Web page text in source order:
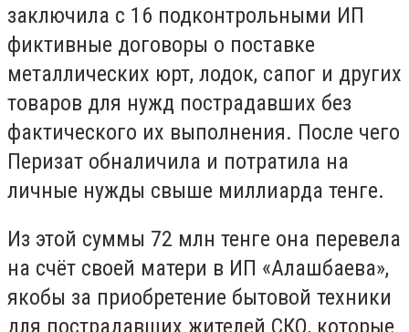
заключила с 16 подконтрольными ИП
фиктивные договоры о поставке
металлических юрт, лодок, сапог и других
товаров для нужд пострадавших без
фактического их выполнения. После чего
Перизат обналичила и потратила на
личные нужды свыше миллиарда тенге.
Из этой суммы 72 млн тенге она перевела
на счёт своей матери в ИП «Алашбаева»,
якобы за приобретение бытовой техники
для пострадавших жителей СКО, которые